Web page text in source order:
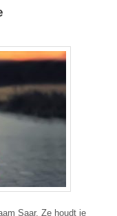
Saar. Ze houdt je